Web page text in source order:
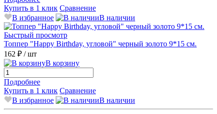
Купить в 1 клик Сравнение
В избранное
В наличии
Быстрый просмотр
Топпер "Happy Birthday, угловой" черный золото 9*15 см.
162 ₽ / шт
В корзину
Подробнее
Купить в 1 клик Сравнение
В избранное
В наличии